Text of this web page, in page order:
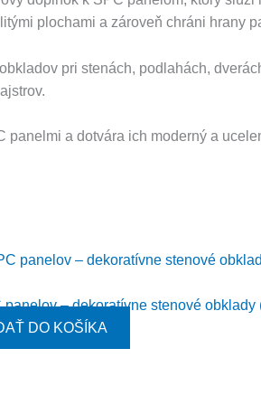
plochami a zároveň chráni hrany
pri stenách, podlahách,
a dotvára ich moderný a
– dekoratívne stenové obklady
DO KOŠÍKA